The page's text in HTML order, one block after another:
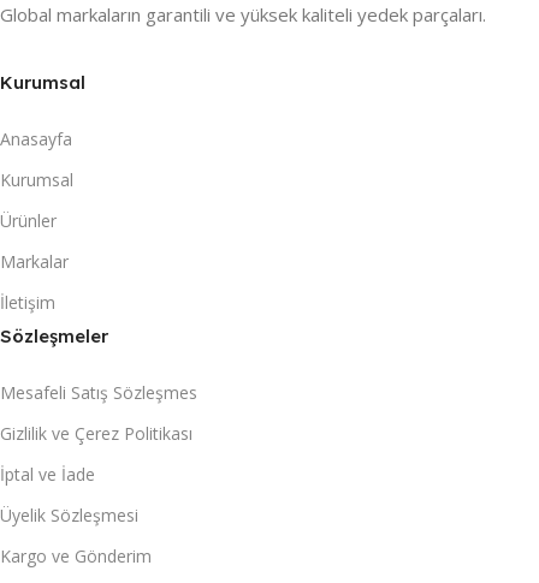
Global markaların garantili ve yüksek kaliteli yedek parçaları.
Kurumsal
Anasayfa
Kurumsal
Ürünler
Markalar
İletişim
Sözleşmeler
Mesafeli Satış Sözleşmes
Gizlilik ve Çerez Politikası
İptal ve İade
Üyelik Sözleşmesi
Kargo ve Gönderim